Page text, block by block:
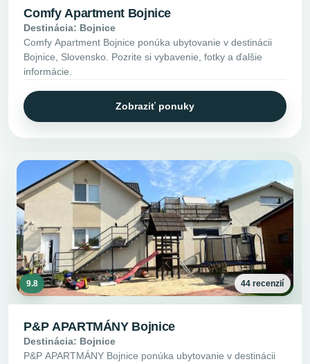
Comfy Apartment Bojnice
Destinácia: Bojnice
Comfy Apartment Bojnice ponúka ubytovanie v destinácii
Bojnice, Slovensko. Pozrite si vybavenie, fotky a ďalšie
informácie.
Zobraziť ponuky
9.8 44 recenzií
P&P APARTMÁNY Bojnice
Destinácia: Bojnice
P&P APARTMÁNY Bojnice ponúka ubytovanie v destinácii